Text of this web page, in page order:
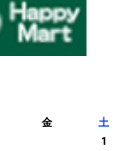
金
土
1